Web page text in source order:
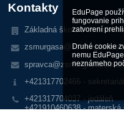
EduPage
fungovanie
zatvorení
Druhé cookie
nemu
neznámeho
Kontakty
Základná škola s
+421317702466 - sekretariát
+421317704037 - jedáleň
+421910460638 - materská